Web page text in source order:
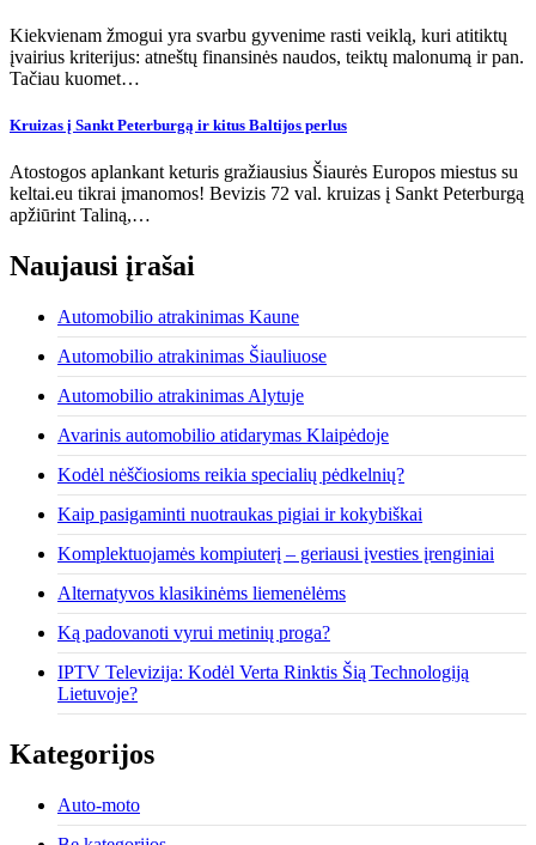
Kiekvienam žmogui yra svarbu gyvenime rasti veiklą, kuri atitiktų
įvairius kriterijus: atneštų finansinės naudos, teiktų malonumą ir pan.
Tačiau kuomet…
Kruizas į Sankt Peterburgą ir kitus Baltijos perlus
Atostogos aplankant keturis gražiausius Šiaurės Europos miestus su
keltai.eu tikrai įmanomos! Bevizis 72 val. kruizas į Sankt Peterburgą
apžiūrint Taliną,…
Naujausi įrašai
Automobilio atrakinimas Kaune
Automobilio atrakinimas Šiauliuose
Automobilio atrakinimas Alytuje
Avarinis automobilio atidarymas Klaipėdoje
Kodėl nėščiosioms reikia specialių pėdkelnių?
Kaip pasigaminti nuotraukas pigiai ir kokybiškai
Komplektuojamės kompiuterį – geriausi įvesties įrenginiai
Alternatyvos klasikinėms liemenėlėms
Ką padovanoti vyrui metinių proga?
IPTV Televizija: Kodėl Verta Rinktis Šią Technologiją
Lietuvoje?
Kategorijos
Auto-moto